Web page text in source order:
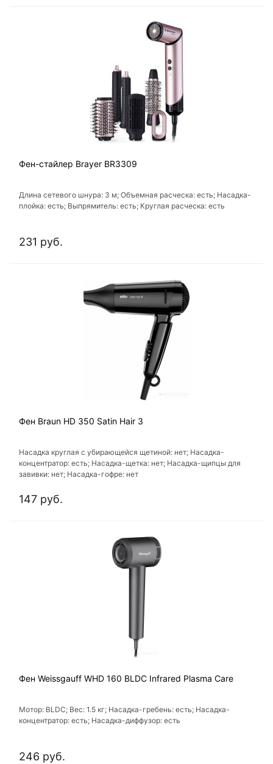
Фен-стайлер Brayer BR3309
Длина сетевого шнура: 3 м; Объемная расческа: есть; Насадка-
плойка: есть; Выпрямитель: есть; Круглая расческа: есть
231 руб.
Фен Braun HD 350 Satin Hair 3
Насадка круглая с убирающейся щетиной: нет; Насадка-
концентратор: есть; Насадка-щетка: нет; Насадка-щипцы для
завивки: нет; Насадка-гофре: нет
147 руб.
Фен Weissgauff WHD 160 BLDC Infrared Plasma Care
Мотор: BLDC; Вес: 1.5 кг; Насадка-гребень: есть; Насадка-
концентратор: есть; Насадка-диффузор: есть
246 руб.